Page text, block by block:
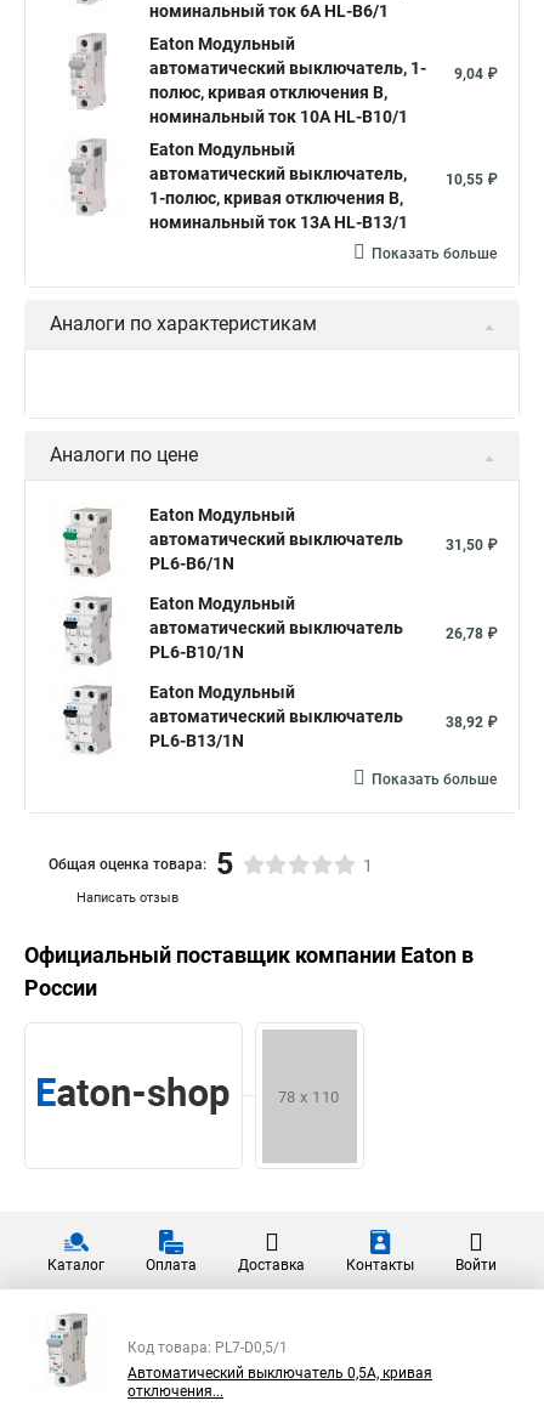
номинальный ток 6А HL-B6/1
Eaton Модульный
автоматический выключатель, 1-
полюс, кривая отключения B,
номинальный ток 10А HL-B10/1
9,04 ₽
Eaton Модульный
автоматический выключатель,
1-полюс, кривая отключения B,
номинальный ток 13А HL-B13/1
10,55 ₽
Показать больше
Аналоги по характеристикам
Аналоги по цене
Eaton Модульный
автоматический выключатель
PL6-B6/1N
31,50 ₽
Eaton Модульный
автоматический выключатель
PL6-B10/1N
26,78 ₽
Eaton Модульный
автоматический выключатель
PL6-B13/1N
38,92 ₽
Показать больше
Написать отзыв
Общая оценка товара: 5 1
Официальный поставщик компании Eaton в
России
Каталог Оплата Доставка Контакты Войти
Код товара: PL7-D0,5/1
Автоматический выключатель 0,5А, кривая
отключения...